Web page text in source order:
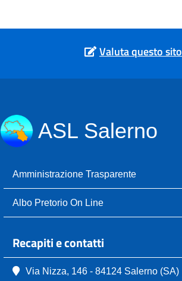
Valuta questo sito
ASL Salerno
Amministrazione Trasparente
Albo Pretorio On Line
Recapiti e contatti
Via Nizza, 146 - 84124 Salerno (SA)